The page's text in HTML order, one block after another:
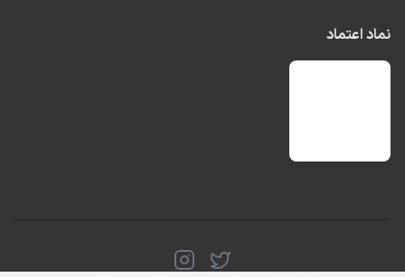
نماد اعتماد
توئیتر اینستاگرام